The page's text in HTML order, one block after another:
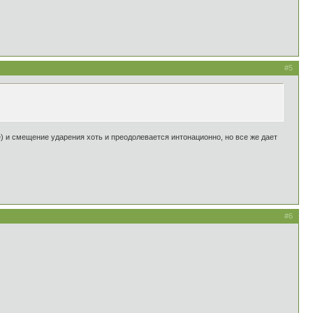
#5
смещение ударения хоть и преодолевается интонационно, но все же дает
#6